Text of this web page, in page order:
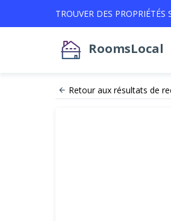
TROUVER DES PROPRIÉTÉS
RoomsLocal
Retour aux résultats de